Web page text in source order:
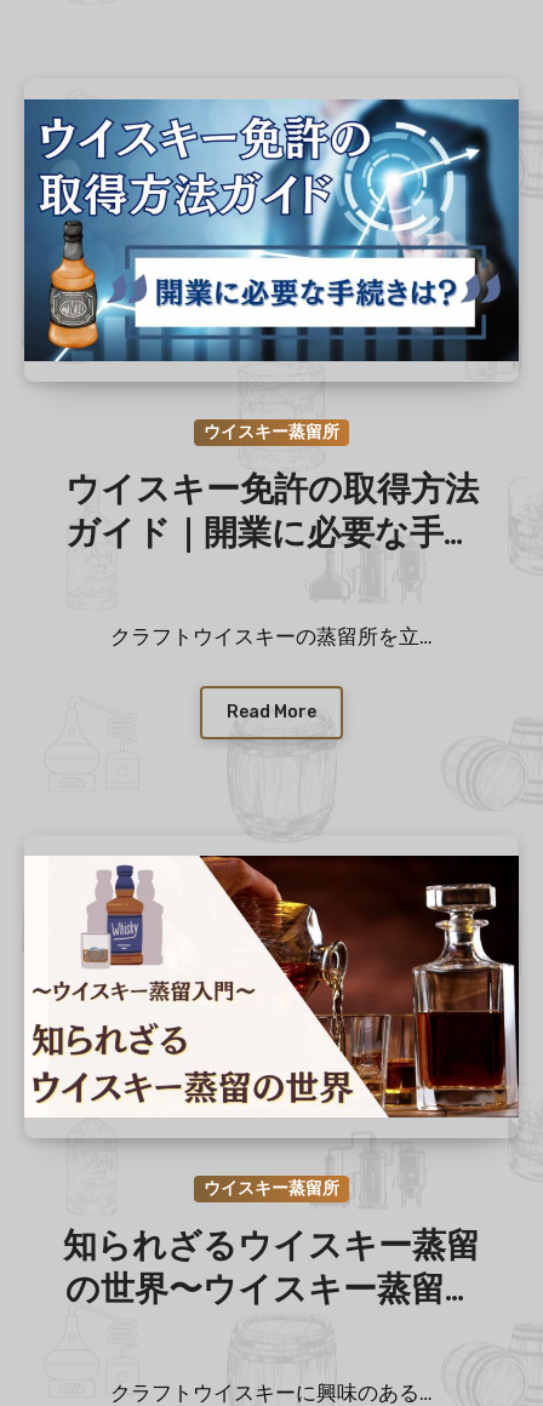
ウイスキー蒸留所
ウイスキー免許の取得方法
ガイド｜開業に必要な手続
クラフトウイスキーの蒸留所を立…
Read More
ウイスキー蒸留所
知られざるウイスキー蒸留
の世界〜ウイスキー蒸留入
クラフトウイスキーに興味のある…